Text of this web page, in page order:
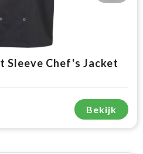
Sleeve Chef's Jacket
Bekijk